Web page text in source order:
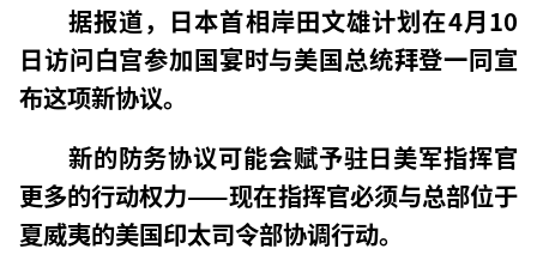
据报道，日本首相岸田文雄计划在4月10
日访问白宫参加国宴时与美国总统拜登一同宣
布这项新协议。
新的防务协议可能会赋予驻日美军指挥官
更多的行动权力——现在指挥官必须与总部位于
夏威夷的美国印太司令部协调行动。